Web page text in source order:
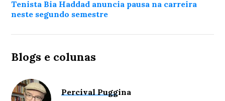
Tenista Bia Haddad anuncia pausa na carreira
neste segundo semestre
Blogs e colunas
Percival Puggina